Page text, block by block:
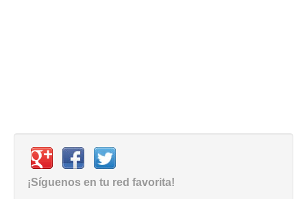
¡Síguenos en tu red favorita!